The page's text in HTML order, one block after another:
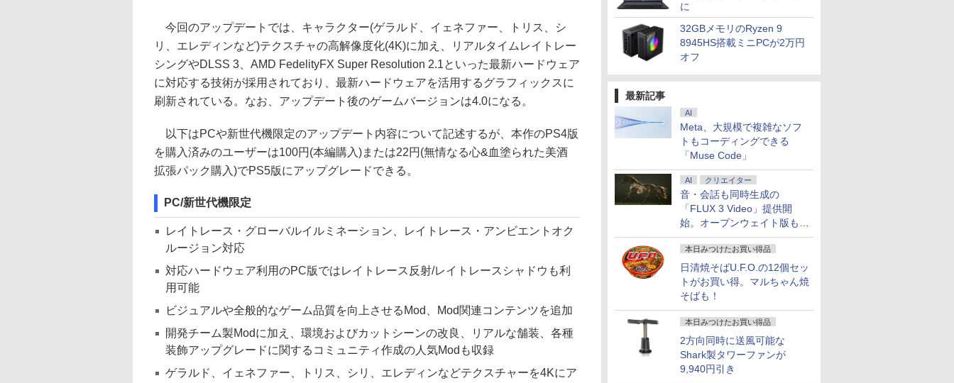
に
32GBメモリのRyzen 9
8945HS搭載ミニPCが2万円
オフ
最新記事
AI
Meta、大規模で複雑なソフ
トもコーディングできる
「Muse Code」
AI クリエイター
音・会話も同時生成の
「FLUX 3 Video」提供開
始。オープンウェイト版も計
画
本日みつけたお買い得品
日清焼そばU.F.O.の12個セッ
トがお買い得。マルちゃん焼
そばも！
本日みつけたお買い得品
2方向同時に送風可能な
Shark製タワーファンが
9,940円引き
今回のアップデートでは、キャラクター(ゲラルド、イェネファー、トリス、シ
リ、エレディンなど)テクスチャの高解像度化(4K)に加え、リアルタイムレイトレー
シングやDLSS 3、AMD FedelityFX Super Resolution 2.1といった最新ハードウェア
に対応する技術が採用されており、最新ハードウェアを活用するグラフィックスに
刷新されている。なお、アップデート後のゲームバージョンは4.0になる。
以下はPCや新世代機限定のアップデート内容について記述するが、本作のPS4版
を購入済みのユーザーは100円(本編購入)または22円(無情なる心&血塗られた美酒
拡張パック購入)でPS5版にアップグレードできる。
PC/新世代機限定
レイトレース・グローバルイルミネーション、レイトレース・アンビエントオク
ルージョン対応
対応ハードウェア利用のPC版ではレイトレース反射/レイトレースシャドウも利
用可能
ビジュアルや全般的なゲーム品質を向上させるMod、Mod関連コンテンツを追加
開発チーム製Modに加え、環境およびカットシーンの改良、リアルな舗装、各種
装飾アップグレードに関するコミュニティ作成の人気Modも収録
ゲラルド、イェネファー、トリス、シリ、エレディンなどテクスチャーを4Kにア